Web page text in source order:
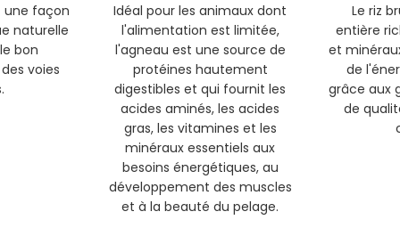
une façon
naturelle
bon
voies
Idéal pour les animaux dont
l'alimentation est limitée,
l'agneau est une source de
protéines hautement
digestibles et qui fournit les
acides aminés, les acides
gras, les vitamines et les
minéraux essentiels aux
besoins énergétiques, au
développement des muscles
et à la beauté du pelage.
Le riz
entière
et
de
grâce aux
de